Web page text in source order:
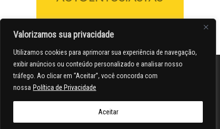
Valorizamos sua privacidade
Utilizamos cookies para aprimorar sua experiência de navegação,
exibir anúncios ou conteúdo personalizado e analisar nosso
tráfego. Ao clicar em “Aceitar”, você concorda com
nossa Política de Privacidade
Aceitar